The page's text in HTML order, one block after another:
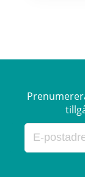
Borås,
Västerås,